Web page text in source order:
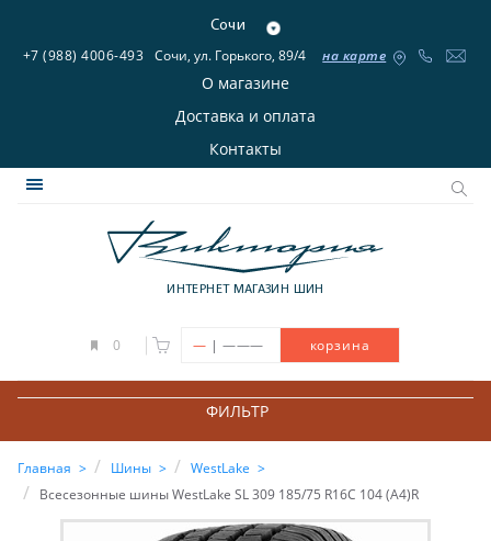
Сочи
+7 (988) 4006-493 Сочи, ул. Горького, 89/4 на карте
О магазине
Доставка и оплата
Контакты
ИНТЕРНЕТ МАГАЗИН ШИН
0 — | ——— корзина
ФИЛЬТР
Главная Шины
WestLake
Всесезонные шины WestLake SL 309 185/75 R16C 104 (A4)R